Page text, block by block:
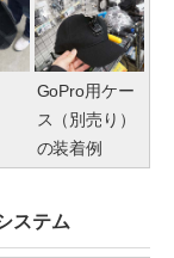
GoPro用ケー
ス（別売り）
の装着例
ステム